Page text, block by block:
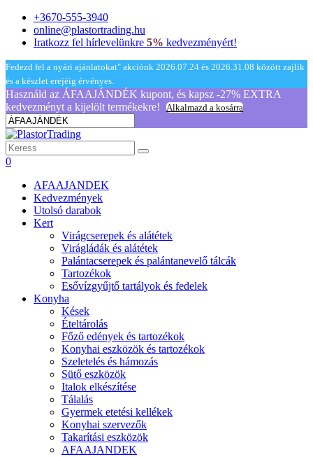
+3670-555-3940
online@plastortrading.hu
Iratkozz fel hírlevelünkre 5% kedvezményért!
Fedezd fel a nyári ajánlatokat" akciónk 2026.07.24 és 2026.31.08 között zajlik
és a készlet erejéig érvényes.
Használd az ÁFAAJÁNDÉK kupont, és kapsz -27% EXTRA
kedvezményt a kijelölt termékekre!
Alkalmazd a kosárra
0
AFAAJANDEK
Kedvezmények
Utolsó darabok
Kert
Virágcserepek és alátétek
Virágládák és alátétek
Palántacserepek és palántanevelő tálcák
Tartozékok
Esővízgyűjtő tartályok és fedelek
Konyha
Kések
Ételtárolás
Főző edények és tartozékok
Konyhai eszközök és tartozékok
Szeletelés és hámozás
Sütő eszközök
Italok elkészítése
Tálalás
Gyermek etetési kellékek
Konyhai szervezők
Takarítási eszközök
AFAAJANDEK